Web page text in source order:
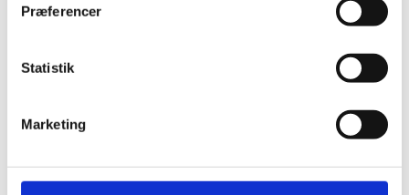
Præferencer
Statistik
Marketing
18. februar: Kinesisk Nytår 2
03. april: Langfredag
01. maj: Arbejdernes internationale kampdag